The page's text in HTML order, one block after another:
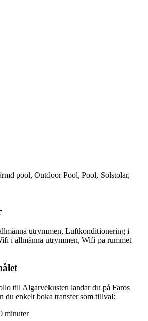
pool, Outdoor Pool, Pool, Solstolar,
utrymmen, Luftkonditionering i
i allmänna utrymmen, Wifi på rummet
till Algarvekusten landar du på Faros
du enkelt boka transfer som tillval:
minuter